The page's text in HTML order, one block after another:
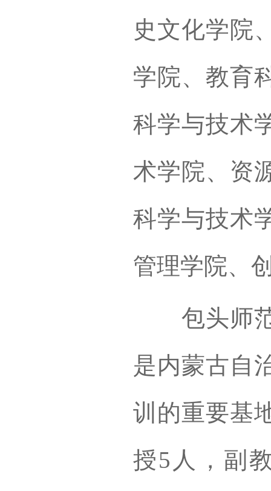
史文化学院
学院、教育
科学与技术
术学院、资
科学与技术
管理学院、
包头师范
是内蒙古自
训的重要基
授5人，副